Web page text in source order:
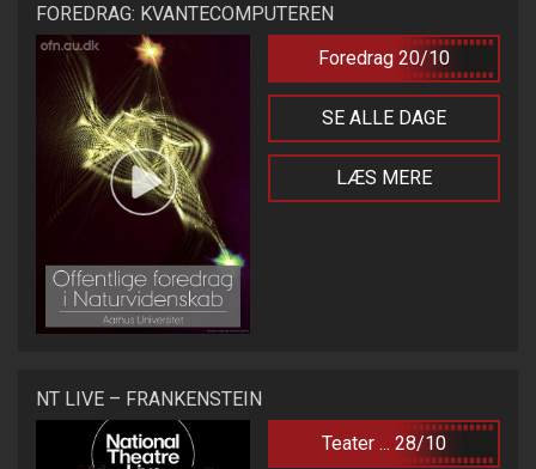
FOREDRAG: KVANTECOMPUTEREN
Foredrag 20/10
SE ALLE DAGE
LÆS MERE
NT LIVE – FRANKENSTEIN
Teater ... 28/10